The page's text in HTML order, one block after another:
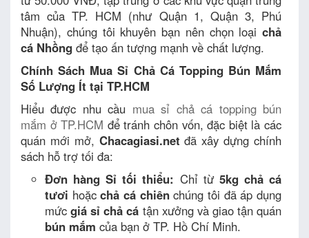
tâm của TP. HCM (như Quận 1, Quận 3, Phú
Nhuận), chúng tôi khuyên bạn nên chọn loại chả
cá Nhồng để tạo ấn tượng mạnh về chất lượng.
Chính Sách Mua Sỉ Chả Cá Topping Bún Mắm
Số Lượng Ít tại TP.HCM
Hiểu được nhu cầu mua sỉ chả cá topping bún
mắm ở TP.HCM để tránh chôn vốn, đặc biệt là các
quán mới mở, Chacagiasi.net đã xây dựng chính
sách hỗ trợ tối đa:
Đơn hàng Sỉ tối thiểu: Chỉ từ 5kg chả cá
tươi hoặcchả cá chiênchúng tôi đã áp dụng
mứcgiá sỉ chả cá tận xưởng và giao tận quán
bún mắm của bạn ở TP. Hồ Chí Minh.